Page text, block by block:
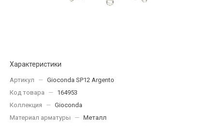
Характеристики
Артикул — Gioconda SP12 Argento
Код товара
— 164953
Коллекция
— Gioconda
Материал арматуры
— Металл